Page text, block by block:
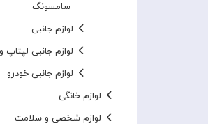
سامسونگ
لوازم جانبی
لوازم جانبی لپتاپ
لوازم جانبی خودرو
لوازم خانگی
لوازم شخصی و سلامت